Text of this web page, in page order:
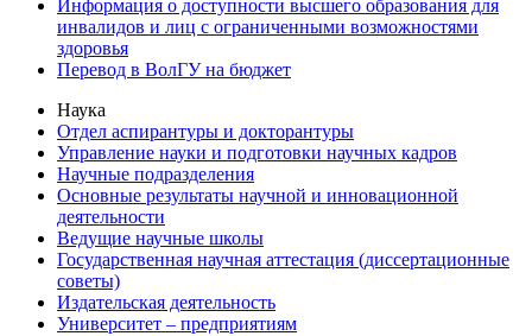
Информация о доступности высшего образования для
инвалидов и лиц с ограниченными возможностями
здоровья
Перевод в ВолГУ на бюджет
Наука
Отдел аспирантуры и докторантуры
Управление науки и подготовки научных кадров
Научные подразделения
Основные результаты научной и инновационной
деятельности
Ведущие научные школы
Государственная научная аттестация (диссертационные
советы)
Издательская деятельность
Университет – предприятиям